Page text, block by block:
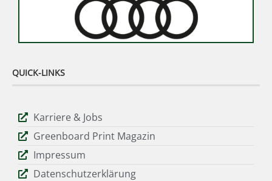
QUICK-LINKS
Karriere & Jobs
Greenboard Print Magazin
Impressum
Datenschutzerklärung